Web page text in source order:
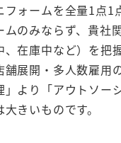
フォームを全量1点1
ムのみならず、貴社
、在庫中など）を把
舗展開・多人数雇用
」より「アウトソー
大きいものです。